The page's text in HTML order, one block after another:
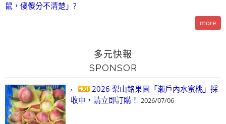
鼠，傻傻分不清楚」?
more
多元快報
SPONSOR
2026 梨山銘果園「瀨戶內水蜜桃」採
收中，請立即訂購！ 2026/07/06